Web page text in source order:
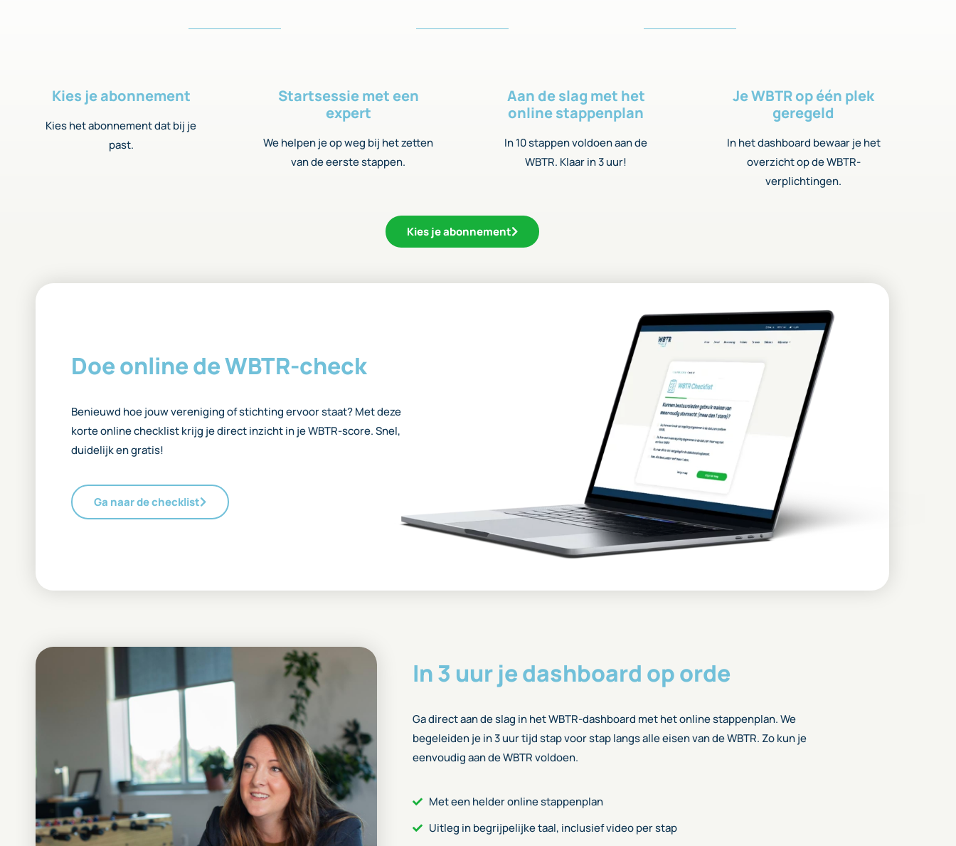
Kies je abonnement
Kies het abonnement dat bij je
past.
Startsessie met een
expert
We helpen je op weg bij het zetten
van de eerste stappen.
Aan de slag met het
online stappenplan
In 10 stappen voldoen aan de
WBTR. Klaar in 3 uur!
Je WBTR op één plek
geregeld
In het dashboard bewaar je het
overzicht op de WBTR-
verplichtingen.
Kies je abonnement
Doe online de WBTR-check
Benieuwd hoe jouw vereniging of stichting ervoor staat? Met deze
korte online checklist krijg je direct inzicht in je WBTR-score. Snel,
duidelijk en gratis!
Ga naar de checklist
In 3 uur je dashboard op orde
Ga direct aan de slag in het WBTR-dashboard met het online stappenplan. We
begeleiden je in 3 uur tijd stap voor stap langs alle eisen van de WBTR. Zo kun je
eenvoudig aan de WBTR voldoen.
Met een helder online stappenplan
Uitleg in begrijpelijke taal, inclusief video per stap